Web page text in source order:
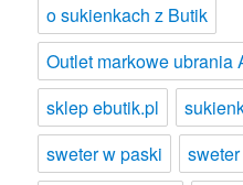
o sukienkach z Butik
Outlet markowe ubrania
sklep ebutik.pl
sweter w paski